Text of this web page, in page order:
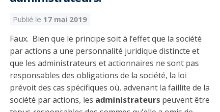
Découvrez notre campagne de
sensibilisation
Trouver un entrepreneur
Découvrir l'espace Entrepreneurs
électriciens
Hydro-Québec
Ce
lien
Découvrir l'espace Devenir
entrepreneur
Service Démarrer une entreprise
Ce
lien
Découvrir l'espace La CMEQ
À propos de la CMEQ
Découvrir l'espace Formation continue
Déclarer mes heures de FCO
Ce
lien
Publié le 17 mai 2019
Faux. Bien que le principe soit à l’effet que la société
par actions a une personnalité juridique distincte et
que les administrateurs et actionnaires ne sont pas
responsables des obligations de la société, la loi
prévoit des cas spécifiques où, advenant la faillite de la
société par actions, les administrateurs peuvent être